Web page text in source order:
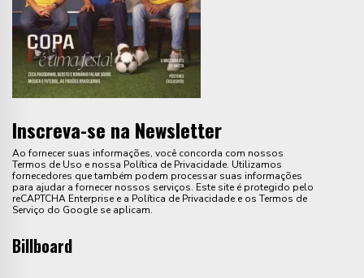
Inscreva-se na Newsletter
Ao fornecer suas informações, você concorda com nossos
Termos de Uso e nossa Política de Privacidade. Utilizamos
fornecedores que também podem processar suas informações
para ajudar a fornecer nossos serviços. Este site é protegido pelo
reCAPTCHA Enterprise e a Política de Privacidade e os Termos de
Serviço do Google se aplicam.
Billboard